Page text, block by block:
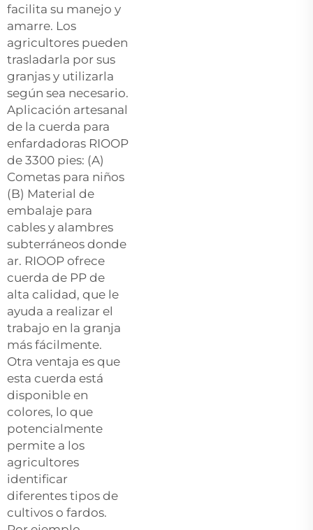
facilita su manejo y
amarre. Los
agricultores pueden
trasladarla por sus
granjas y utilizarla
según sea necesario.
Aplicación artesanal
de la cuerda para
enfardadoras RIOOP
de 3300 pies: (A)
Cometas para niños
(B) Material de
embalaje para
cables y alambres
subterráneos donde
ar. RIOOP ofrece
cuerda de PP de
alta calidad, que le
ayuda a realizar el
trabajo en la granja
más fácilmente.
Otra ventaja es que
esta cuerda está
disponible en
colores, lo que
potencialmente
permite a los
agricultores
identificar
diferentes tipos de
cultivos o fardos.